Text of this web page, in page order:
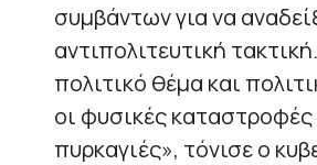
συμβάντων για να
αντιπολιτευτική
πολιτικό θέμα και
οι φυσικές καταστροφές
πυρκαγιές», τόνισε ο